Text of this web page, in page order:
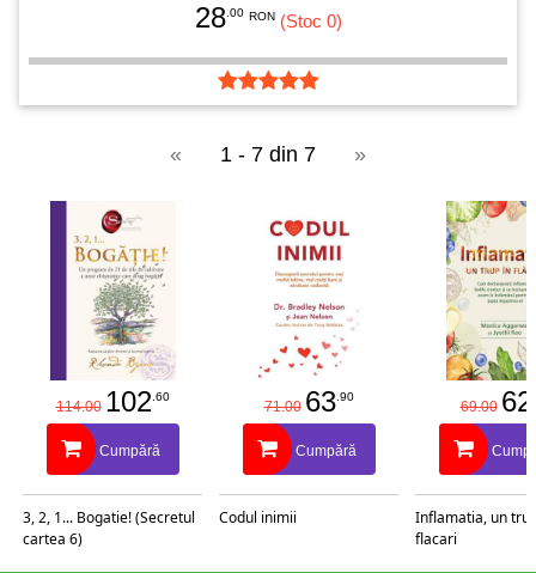
28 .00 RON (Stoc 0)
« 1 - 7 din 7 »
114.00 102 .60
Cumpără
3, 2, 1... Bogatie! (Secretul
cartea 6)
71.00 63 .90
Cumpără
Codul inimii
69.00 62
Inflamatia, un
flacari